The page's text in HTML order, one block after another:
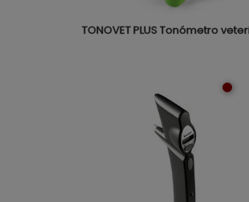
TONOVET PLUS Tonómetro